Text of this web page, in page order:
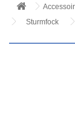
Sturmfock